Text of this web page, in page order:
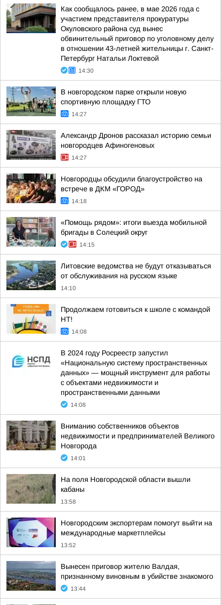
Как сообщалось ранее, в мае 2026 года с
участием представителя прокуратуры
Окуловского района суд вынес
обвинительный приговор по уголовному делу
в отношении 43-летней жительницы г. Санкт-
Петербург Натальи Локтевой
14:30
В новгородском парке открыли новую
спортивную площадку ГТО
14:27
Александр Дронов рассказал историю семьи
новгородцев Афиногеновых
14:27
Новгородцы обсудили благоустройство на
встрече в ДКМ «ГОРОД»
14:18
«Помощь рядом»: итоги выезда мобильной
бригады в Солецкий округ
14:15
Литовские ведомства не будут отказываться
от обслуживания на русском языке
14:10
Продолжаем готовиться к школе с командой
НТ!
14:08
В 2024 году Росреестр запустил
«Национальную систему пространственных
данных» — мощный инструмент для работы
с объектами недвижимости и
пространственными данными
14:08
Вниманию собственников объектов
недвижимости и предпринимателей Великого
Новгорода
14:01
На поля Новгородской области вышли
кабаны
13:58
Новгородским экспортерам помогут выйти на
международные маркетплейсы
13:52
Вынесен приговор жителю Валдая,
признанному виновным в убийстве знакомого
13:44